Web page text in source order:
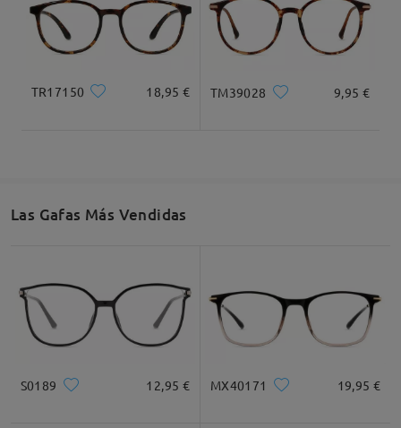
TR17150 18,95 € TM39028 9,95 €
Las Gafas Más Vendidas
S0189 12,95 € MX40171 19,95 €